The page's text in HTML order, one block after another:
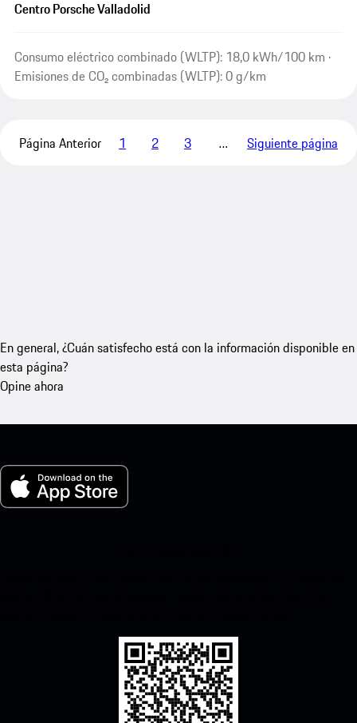
Centro Porsche Valladolid
Consumo eléctrico combinado (WLTP): 18,0 kWh/100 km ·
Emisiones de CO₂ combinadas (WLTP): 0 g/km
Página Anterior 1 2 3 … Siguiente página
En general, ¿Cuán satisfecho está con la información disponible en
esta página?
Opine ahora